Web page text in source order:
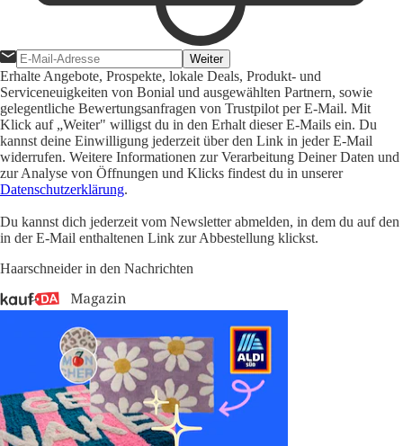
Weiter
Erhalte Angebote, Prospekte, lokale Deals, Produkt- und
Serviceneuigkeiten von Bonial und ausgewählten Partnern, sowie
gelegentliche Bewertungsanfragen von Trustpilot per E-Mail. Mit
Klick auf „Weiter" willigst du in den Erhalt dieser E-Mails ein. Du
kannst deine Einwilligung jederzeit über den Link in jeder E-Mail
widerrufen. Weitere Informationen zur Verarbeitung Deiner Daten und
zur Analyse von Öffnungen und Klicks findest du in unserer
Datenschutzerklärung.
Du kannst dich jederzeit vom Newsletter abmelden, in dem du auf den
in der E-Mail enthaltenen Link zur Abbestellung klickst.
Haarschneider in den Nachrichten